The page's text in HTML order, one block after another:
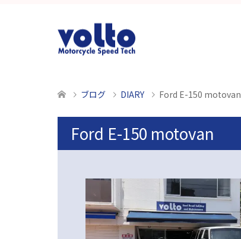
ブログ DIARY Ford E-150 motovan
Ford E-150 motovan